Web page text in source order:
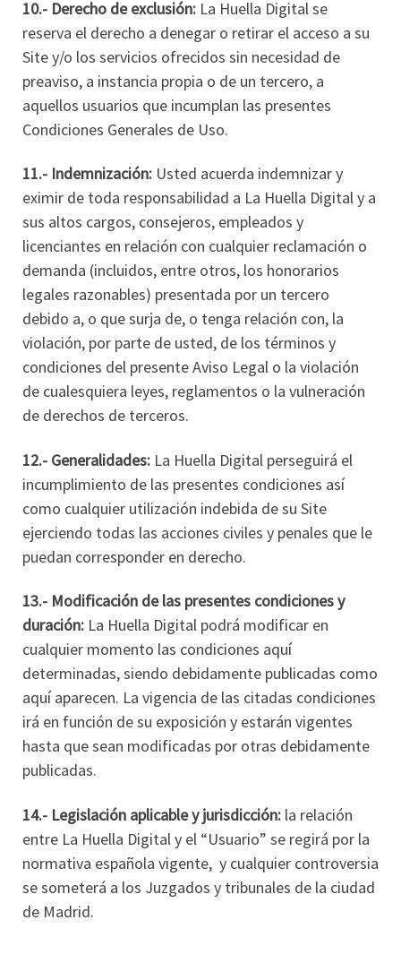
10.- Derecho de exclusión: La Huella Digital se
reserva el derecho a denegar o retirar el acceso a su
Site y/o los servicios ofrecidos sin necesidad de
preaviso, a instancia propia o de un tercero, a
aquellos usuarios que incumplan las presentes
Condiciones Generales de Uso.
11.- Indemnización: Usted acuerda indemnizar y
eximir de toda responsabilidad a La Huella Digital y a
sus altos cargos, consejeros, empleados y
licenciantes en relación con cualquier reclamación o
demanda (incluidos, entre otros, los honorarios
legales razonables) presentada por un tercero
debido a, o que surja de, o tenga relación con, la
violación, por parte de usted, de los términos y
condiciones del presente Aviso Legal o la violación
de cualesquiera leyes, reglamentos o la vulneración
de derechos de terceros.
12.- Generalidades: La Huella Digital perseguirá el
incumplimiento de las presentes condiciones así
como cualquier utilización indebida de su Site
ejerciendo todas las acciones civiles y penales que le
puedan corresponder en derecho.
13.- Modificación de las presentes condiciones y
duración: La Huella Digital podrá modificar en
cualquier momento las condiciones aquí
determinadas, siendo debidamente publicadas como
aquí aparecen. La vigencia de las citadas condiciones
irá en función de su exposición y estarán vigentes
hasta que sean modificadas por otras debidamente
publicadas.
14.- Legislación aplicable y jurisdicción: la relación
entre La Huella Digital y el “Usuario” se regirá por la
normativa española vigente, y cualquier controversia
se someterá a los Juzgados y tribunales de la ciudad
de Madrid.